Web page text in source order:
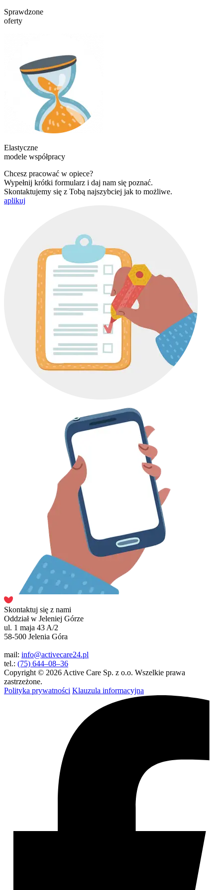
Sprawdzone
oferty
Elastyczne
modele współpracy
Chcesz pracować w opiece?
Wypełnij krótki formularz i daj nam się poznać.
Skontaktujemy się z Tobą najszybciej jak to możliwe.
aplikuj
Skontaktuj się z nami
Oddział w Jeleniej Górze
ul. 1 maja 43 A/2
58-500 Jelenia Góra
mail: info@activecare24.pl
tel.: (75) 644–08–36
Copyright © 2026 Active Care Sp. z o.o. Wszelkie prawa
zastrzeżone.
Polityka prywatności Klauzula informacyjna